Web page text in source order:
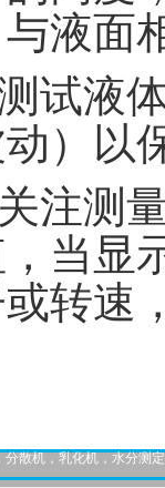
液面
试液
）以
注测
当显
转速
分散机，乳化机，水分测